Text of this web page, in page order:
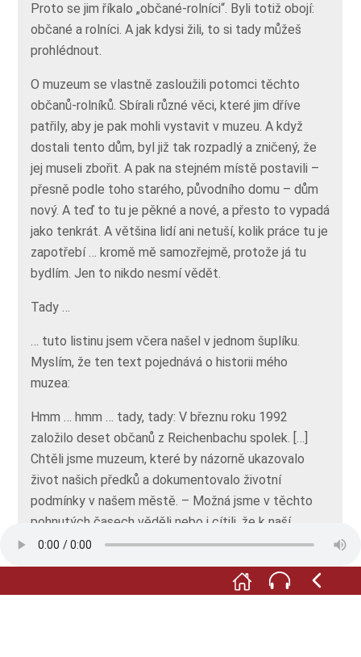
Proto se jim říkalo „občané-rolníci“. Byli totiž obojí:
občané a rolníci. A jak kdysi žili, to si tady můžeš
prohlédnout.
O muzeum se vlastně zasloužili potomci těchto
občanů-rolníků. Sbírali různé věci, které jim dříve
patřily, aby je pak mohli vystavit v muzeu. A když
dostali tento dům, byl již tak rozpadlý a zničený, že
jej museli zbořit. A pak na stejném místě postavili –
přesně podle toho starého, původního domu – dům
nový. A teď to tu je pěkné a nové, a přesto to vypadá
jako tenkrát. A většina lidí ani netuší, kolik práce tu je
zapotřebí … kromě mě samozřejmě, protože já tu
bydlím. Jen to nikdo nesmí vědět.
Tady …
… tuto listinu jsem včera našel v jednom šuplíku.
Myslím, že ten text pojednává o historii mého
muzea:
Hmm … hmm … tady, tady: V březnu roku 1992
založilo deset občanů z Reichenbachu spolek. […]
Chtěli jsme muzeum, které by názorně ukazovalo
život našich předků a dokumentovalo životní
podmínky v našem městě. – Možná jsme v těchto
pohnutých časech věděli nebo i cítili, že k naší
občanské identitě nesporně patří znalost naší
vlastní minulosti a historie naší městské obce.
Hmm, to napsali moc hezky! Hm! A dál tady stojí: